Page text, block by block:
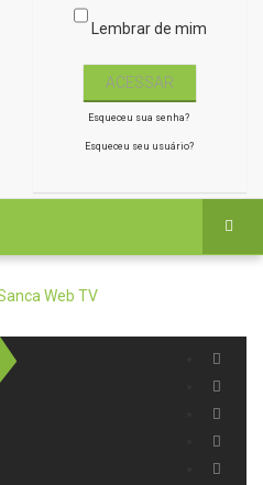
Lembrar de mim
Esqueceu sua senha?
Esqueceu seu usuário?